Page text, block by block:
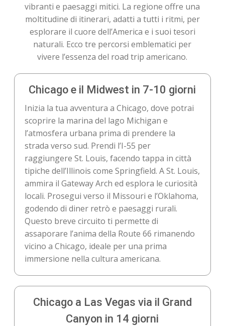
vibranti e paesaggi mitici. La regione offre una
moltitudine di itinerari, adatti a tutti i ritmi, per
esplorare il cuore dell’America e i suoi tesori
naturali. Ecco tre percorsi emblematici per
vivere l’essenza del road trip americano.
Chicago e il Midwest in 7-10 giorni
Inizia la tua avventura a Chicago, dove potrai
scoprire la marina del lago Michigan e
l’atmosfera urbana prima di prendere la
strada verso sud. Prendi l’I-55 per
raggiungere St. Louis, facendo tappa in città
tipiche dell’Illinois come Springfield. A St. Louis,
ammira il Gateway Arch ed esplora le curiosità
locali. Prosegui verso il Missouri e l’Oklahoma,
godendo di diner retrò e paesaggi rurali.
Questo breve circuito ti permette di
assaporare l’anima della Route 66 rimanendo
vicino a Chicago, ideale per una prima
immersione nella cultura americana.
Chicago a Las Vegas via il Grand
Canyon in 14 giorni